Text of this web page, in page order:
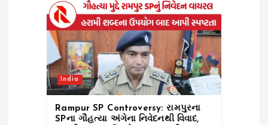
India
Rampur SP Controversy: રામપુરના
SPના ગૌહત્યા અંગેના નિવેદનથી વિવાદ,